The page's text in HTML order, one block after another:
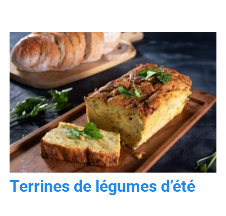
Terrines de légumes d’été